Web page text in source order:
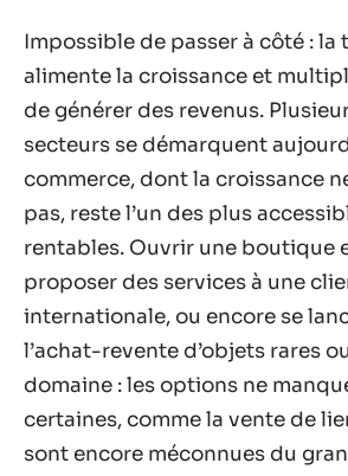
Impossible de passer à côté : la
alimente la croissance et
de générer des revenus.
secteurs se démarquent
commerce, dont la croissance
pas, reste l’un des plus
rentables. Ouvrir une boutique
proposer des services à une
internationale, ou encore se
l’achat-revente d’objets rares
domaine : les options ne
certaines, comme la vente de
sont encore méconnues du